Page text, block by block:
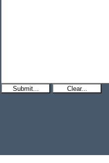
Submit... Clear...